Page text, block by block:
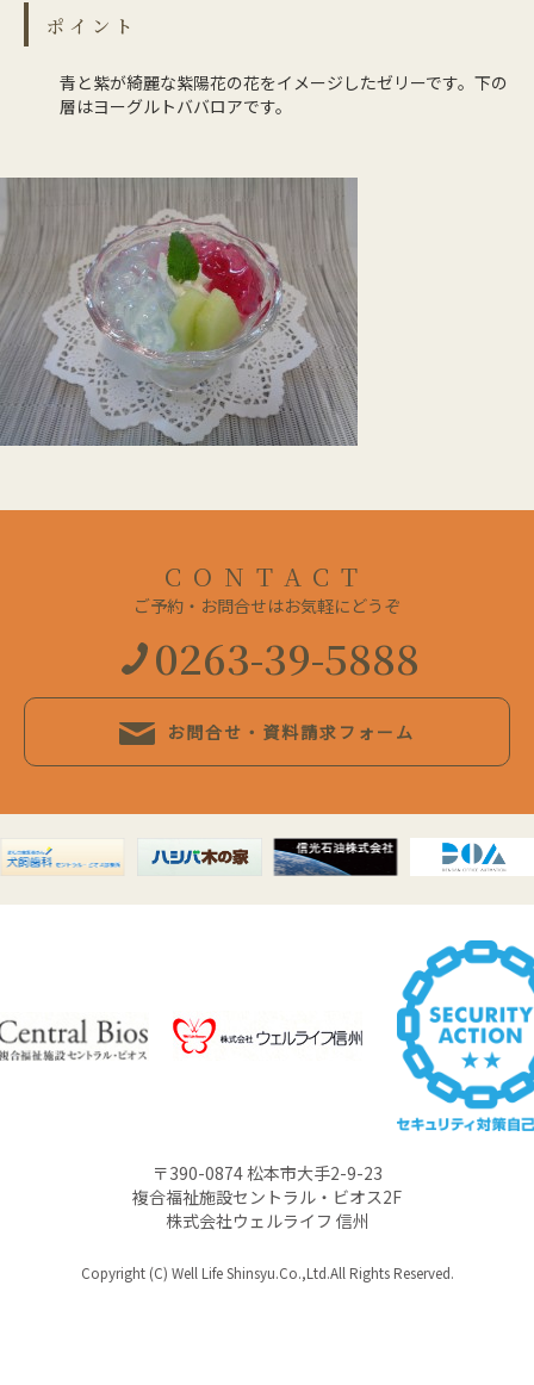
ポイント
青と紫が綺麗な紫陽花の花をイメージしたゼリーです。下の
層はヨーグルトババロアです。
CONTACT
ご予約・お問合せはお気軽にどうぞ
0263-39-5888
お問合せ・資料請求フォーム
〒390-0874 松本市大手2-9-23
複合福祉施設セントラル・ビオス2F
株式会社ウェルライフ 信州
Copyright (C) Well Life Shinsyu.Co.,Ltd.All Rights Reserved.